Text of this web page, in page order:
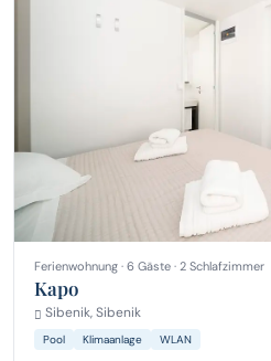
Ferienwohnung · 6 Gäste · 2 Schlafzimmer
Kapo
Sibenik, Sibenik
Pool Klimaanlage WLAN